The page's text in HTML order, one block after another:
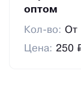
оптом
Кол-во:От
Цена: 250